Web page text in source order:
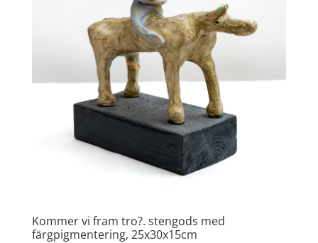
Kommer vi fram tro?. stengods med
färgpigmentering, 25x30x15cm